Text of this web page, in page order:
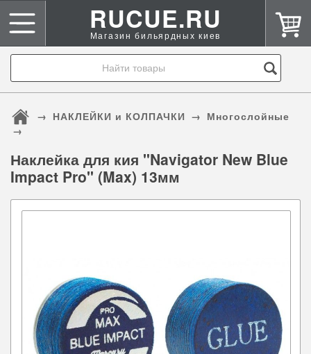
RUCUE.RU
Магазин бильярдных киев
→ НАКЛЕЙКИ и КОЛПАЧКИ → Многослойные
→
Наклейка для кия "Navigator New Blue
Impact Pro" (Max) 13мм